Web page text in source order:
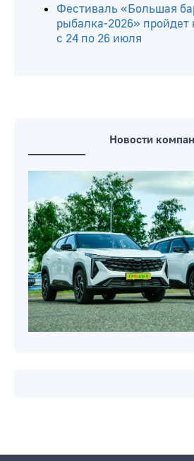
Фестиваль «Большая
рыбалка-2026» пройдет
с 24 по 26 июля
Новости